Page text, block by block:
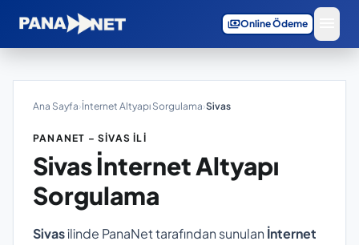
paymentsOnline Ödeme
Ana Sayfa›İnternet Altyapı Sorgulama›Sivas
PANANET – SIVAS İLI
Sivasİnternet Altyapı
Sorgulama
Sivasilinde PanaNet tarafından sunulan İnternet